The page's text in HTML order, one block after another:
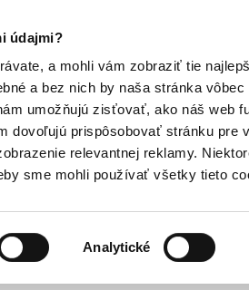
údajmi?
a mohli vám zobraziť tie
a bez nich by naša stránka vôbec
umožňujú zisťovať, ako náš web
dovoľujú prispôsobovať stránku pre
relevantnej reklamy.
sme mohli používať všetky tieto
Analytické
PRIDAJ SA
na tému: